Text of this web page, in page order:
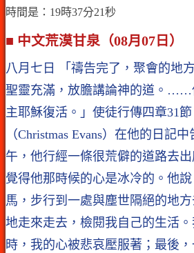
時間是：19時37分21秒
■ 中文荒漠甘泉（08月07日）
八月七日 「禱告完了，聚會的地
聖靈充滿，放膽講論神的道。……
主耶穌復活。」使徒行傳四章31
（Christmas Evans）在他的日記
午，他行經一條很荒僻的道路去
覺得他那時候的心是冰冷的。他
馬，步行到一處與塵世隔絕的地
地走來走去，檢閱我自己的生活
時，我的心被悲哀壓服著；最後